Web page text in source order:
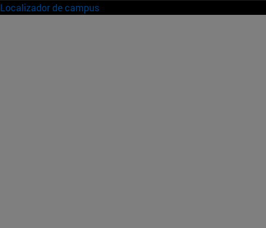
Localizador de campus